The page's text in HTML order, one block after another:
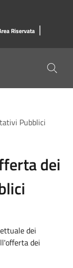
Riservata |
Pubblici
dei
dei
dei